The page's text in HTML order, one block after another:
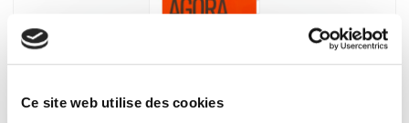
Ce site web utilise des cookies